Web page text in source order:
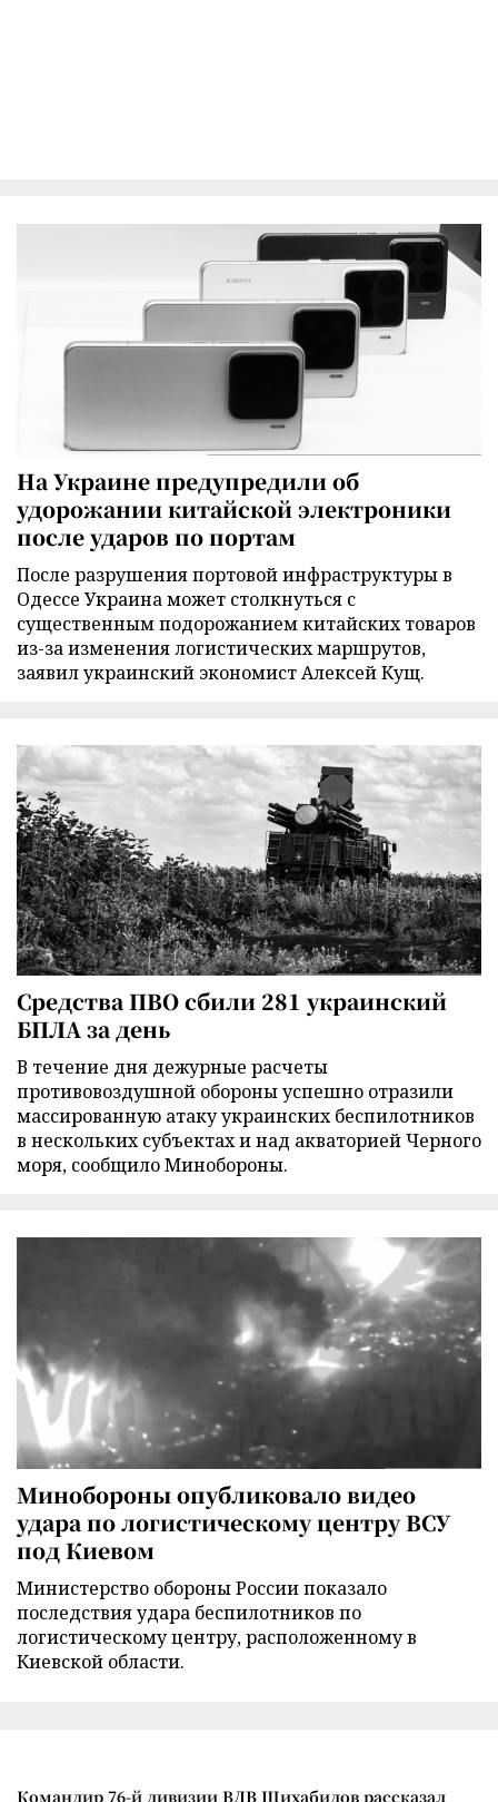
На Украине предупредили об
удорожании китайской электроники
после ударов по портам
После разрушения портовой инфраструктуры в
Одессе Украина может столкнуться с
существенным подорожанием китайских товаров
из-за изменения логистических маршрутов,
заявил украинский экономист Алексей Кущ.
Средства ПВО сбили 281 украинский
БПЛА за день
В течение дня дежурные расчеты
противовоздушной обороны успешно отразили
массированную атаку украинских беспилотников
в нескольких субъектах и над акваторией Черного
моря, сообщило Минобороны.
Минобороны опубликовало видео
удара по логистическому центру ВСУ
под Киевом
Министерство обороны России показало
последствия удара беспилотников по
логистическому центру, расположенному в
Киевской области.
Командир 76-й дивизии ВДВ Шихабидов рассказал